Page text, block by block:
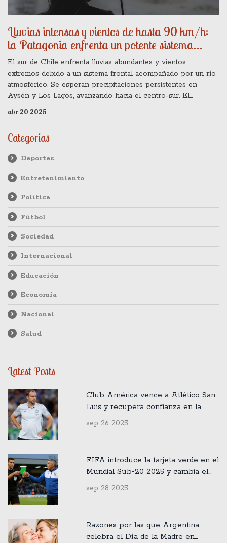
Lluvias intensas y vientos de hasta 90 km/h:
la Patagonia enfrenta un potente sistema
frontal con río atmosférico
El sur de Chile enfrenta lluvias abundantes y vientos
extremos debido a un sistema frontal acompañado por un río
atmosférico. Se esperan precipitaciones persistentes en
Aysén y Los Lagos, avanzando hacia el centro-sur. El
fenómeno podría causar nuevas lluvias en Valparaíso y Bio-
abr 20 2025
Categorías
Deportes
Entretenimiento
Política
Fútbol
Sociedad
Internacional
Educación
Economía
Nacional
Salud
Latest Posts
Club América vence a Atlético San
Luis y recupera confianza en la
Apertura 2025
sep 26 2025
FIFA introduce la tarjeta verde en el
Mundial Sub‑20 2025 y cambia el
juego
sep 28 2025
Razones por las que Argentina
celebra el Día de la Madre en